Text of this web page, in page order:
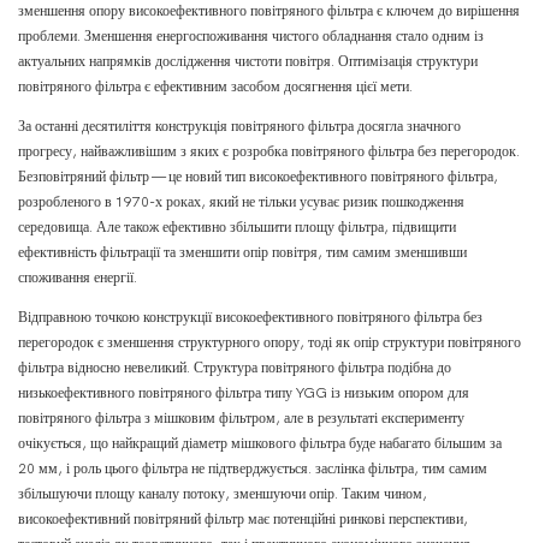
зменшення опору високоефективного повітряного фільтра є ключем до вирішення
проблеми. Зменшення енергоспоживання чистого обладнання стало одним із
актуальних напрямків дослідження чистоти повітря. Оптимізація структури
повітряного фільтра є ефективним засобом досягнення цієї мети.
За останні десятиліття конструкція повітряного фільтра досягла значного
прогресу, найважливішим з яких є розробка повітряного фільтра без перегородок.
Безповітряний фільтр — це новий тип високоефективного повітряного фільтра,
розробленого в 1970-х роках, який не тільки усуває ризик пошкодження
середовища. Але також ефективно збільшити площу фільтра, підвищити
ефективність фільтрації та зменшити опір повітря, тим самим зменшивши
споживання енергії.
Відправною точкою конструкції високоефективного повітряного фільтра без
перегородок є зменшення структурного опору, тоді як опір структури повітряного
фільтра відносно невеликий. Структура повітряного фільтра подібна до
низькоефективного повітряного фільтра типу YGG із низьким опором для
повітряного фільтра з мішковим фільтром, але в результаті експерименту
очікується, що найкращий діаметр мішкового фільтра буде набагато більшим за
20 мм, і роль цього фільтра не підтверджується. заслінка фільтра, тим самим
збільшуючи площу каналу потоку, зменшуючи опір. Таким чином,
високоефективний повітряний фільтр має потенційні ринкові перспективи,